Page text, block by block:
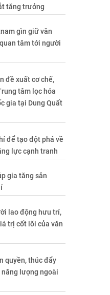
tăng trưởng
gìn giữ văn
tâm tới người
đề xuất cơ chế,
tâm lọc hóa
gia tại Dung Quất
để tạo đột phá về
lực cạnh tranh
gia tăng sản
lao động hưu trí,
trị cốt lõi của văn
quyền, thúc đẩy
lượng ngoài